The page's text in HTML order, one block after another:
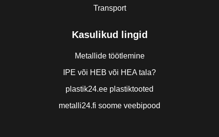
Transport
Kasulikud lingid
Metallide töötlemine
IPE või HEB või HEA tala?
plastik24.ee plastiktooted
metalli24.fi soome veebipood